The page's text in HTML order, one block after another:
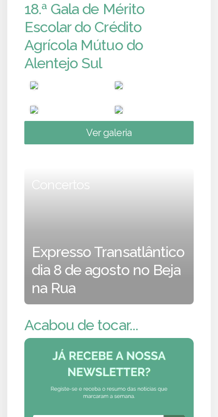
18.ª Gala de Mérito
Escolar do Crédito
Agrícola Mútuo do
Alentejo Sul
Ver galeria
Concertos
Expresso Transatlântico
dia 8 de agosto no Beja
na Rua
Acabou de tocar...